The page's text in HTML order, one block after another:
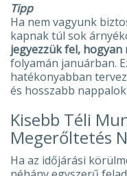
Tipp
Ha nem vagyunk
kapnak túl sok
jegyezzük fel,
folyamán januárban.
hatékonyabban
és hosszabb
Kisebb Téli
Megerőltetés
Ha az időjárási